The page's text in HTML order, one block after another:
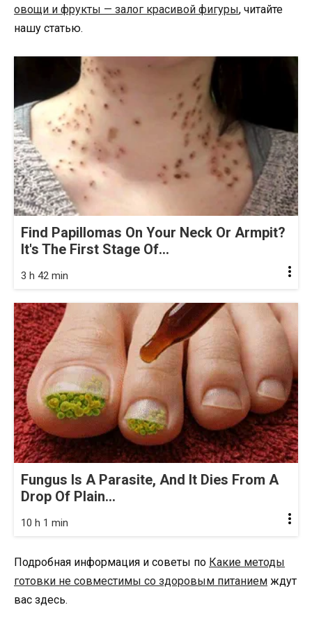
овощи и фрукты — залог красивой фигуры, читайте
нашу статью.
Find Papillomas On Your Neck Or Armpit?
It's The First Stage Of...
3 h 42 min
Fungus Is A Parasite, And It Dies From A
Drop Of Plain...
10 h 1 min
Подробная информация и советы по Какие методы
готовки не совместимы со здоровым питанием ждут
вас здесь.